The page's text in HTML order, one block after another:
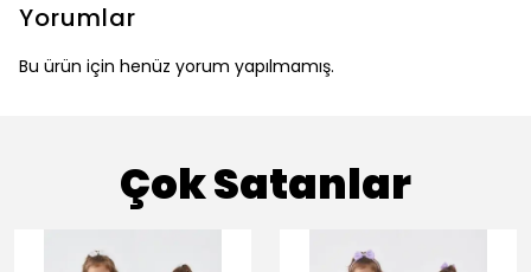
Yorumlar
Bu ürün için henüz yorum yapılmamış.
Çok Satanlar